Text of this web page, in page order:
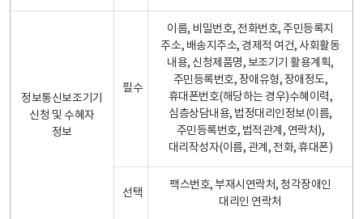
정보통신보조기기
신청 및 수혜자
정보
필수
이름, 비밀번호, 전화번호, 주민등록지
주소, 배송지주소, 경제적 여건, 사회활동
내용, 신청제품명, 보조기기 활용계획,
주민등록번호, 장애유형, 장애정도,
휴대폰번호(해당하는 경우)수혜이력,
심층상담내용, 법정대리인정보(이름,
주민등록번호, 법적관계, 연락처),
대리작성자(이름, 관계, 전화, 휴대폰)
선택
팩스번호, 부재시연락처, 청각장애인
대리인 연락처